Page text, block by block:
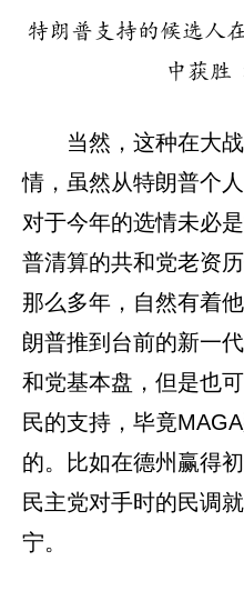
特朗普支持的候选人
中获胜
当然，这种在大
情，虽然从特朗普个
对于今年的选情未必
普清算的共和党老资
那么多年，自然有着
朗普推到台前的新一
和党基本盘，但是也
民的支持，毕竟
的。比如在德州赢得
民主党对手时的民调
宁。